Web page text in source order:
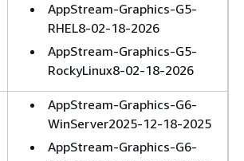
AppStream-Graphics-G5-
RHEL8-02-18-2026
AppStream-Graphics-G5-
RockyLinux8-02-18-2026
AppStream-Graphics-G6-
WinServer2025-12-18-2025
AppStream-Graphics-G6-